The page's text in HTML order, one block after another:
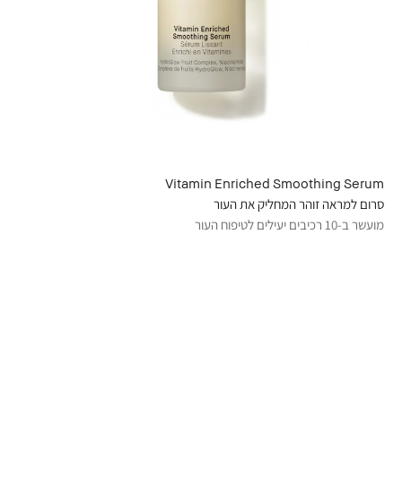
Vitamin Enriched Smoothing Serum
סרום למראה זוהר המחליק את העור
מועשר ב-10 רכיבים יעילים לטיפוח העור